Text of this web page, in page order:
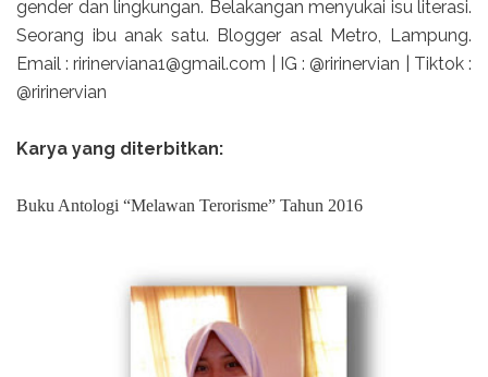
gender dan lingkungan. Belakangan menyukai isu literasi.
Seorang ibu anak satu. Blogger asal Metro, Lampung.
Email : ririnerviana1@gmail.com | IG : @ririnervian | Tiktok :
@ririnervian
Karya yang diterbitkan:
Buku Antologi “Melawan Terorisme” Tahun 2016